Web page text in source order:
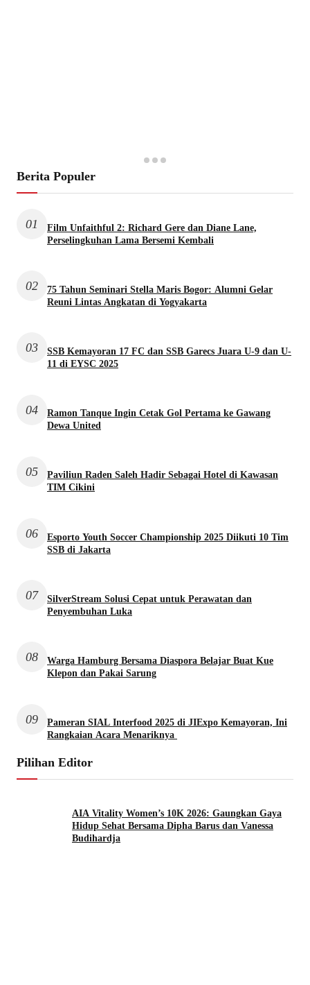
Berita Populer
01
Film Unfaithful 2: Richard Gere dan Diane Lane,
Perselingkuhan Lama Bersemi Kembali
02
75 Tahun Seminari Stella Maris Bogor: Alumni Gelar
Reuni Lintas Angkatan di Yogyakarta
03
SSB Kemayoran 17 FC dan SSB Garecs Juara U-9 dan U-
11 di EYSC 2025
04
Ramon Tanque Ingin Cetak Gol Pertama ke Gawang
Dewa United
05
Paviliun Raden Saleh Hadir Sebagai Hotel di Kawasan
TIM Cikini
06
Esporto Youth Soccer Championship 2025 Diikuti 10 Tim
SSB di Jakarta
07
SilverStream Solusi Cepat untuk Perawatan dan
Penyembuhan Luka
08
Warga Hamburg Bersama Diaspora Belajar Buat Kue
Klepon dan Pakai Sarung
09
Pameran SIAL Interfood 2025 di JIExpo Kemayoran, Ini
Rangkaian Acara Menariknya
Pilihan Editor
AIA Vitality Women’s 10K 2026: Gaungkan Gaya
Hidup Sehat Bersama Dipha Barus dan Vanessa
Budihardja